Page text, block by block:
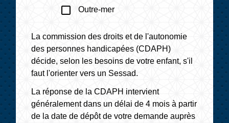
check_box_outline_blank Outre-mer
La commission des droits et de l'autonomie
des personnes handicapées (CDAPH)
décide, selon les besoins de votre enfant, s'il
faut l'orienter vers un Sessad.
La réponse de la CDAPH intervient
généralement dans un délai de 4 mois à partir
de la date de dépôt de votre demande auprès